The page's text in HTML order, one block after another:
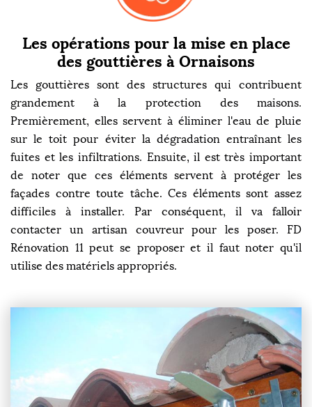
Les opérations pour la mise en place
des gouttières à Ornaisons
Les gouttières sont des structures qui contribuent
grandement à la protection des maisons.
Premièrement, elles servent à éliminer l'eau de pluie
sur le toit pour éviter la dégradation entraînant les
fuites et les infiltrations. Ensuite, il est très important
de noter que ces éléments servent à protéger les
façades contre toute tâche. Ces éléments sont assez
difficiles à installer. Par conséquent, il va falloir
contacter un artisan couvreur pour les poser. FD
Rénovation 11 peut se proposer et il faut noter qu'il
utilise des matériels appropriés.